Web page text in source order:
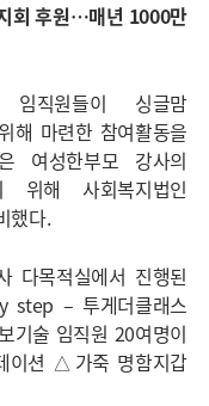
회 후원…매년 1000만
직원들이 싱글맘
해 마련한 참여활동을
여성한부모 강사의
위해 사회복지법인
했다.
다목적실에서 진행된
step – 투게더클래스
기술 임직원 20여명이
이션 △가죽 명함지갑